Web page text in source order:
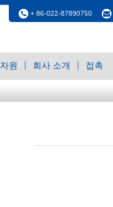
+ 86-022-87890750
자원 회사 소개 접촉